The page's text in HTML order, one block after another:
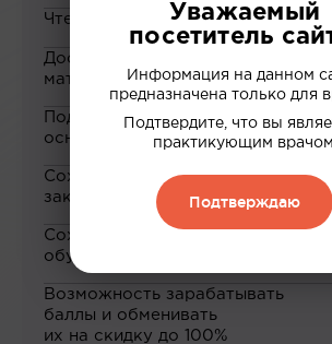
Чтение статей
Доступ к закрытым
материалам
Подборка материалов на
основе ваших интересов
Сохранение материалов в
закладки
Сохранение прогресса по
обучению
Возможность зарабатывать
баллы и обменивать
их на скидку до 100%
Уважаемый
посетитель
Информация на данном
предназначена только для
Подтвердите, что вы
практикующим
Подтверждаю